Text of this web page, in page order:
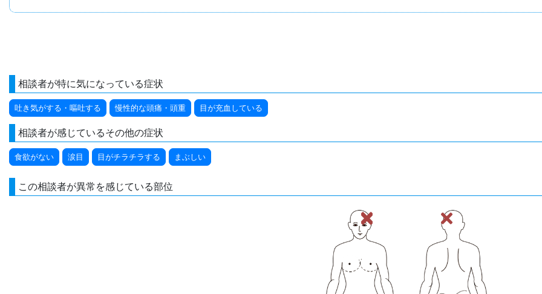
相談者が特に気になっている症状
吐き気がする・嘔吐する 慢性的な頭痛・頭重 目が充血している
相談者が感じているその他の症状
食欲がない 涙目 目がチラチラする まぶしい
この相談者が異常を感じている部位